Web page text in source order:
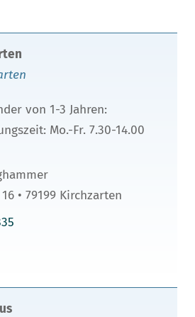
von 1-3 Jahren:
Mo.-Fr. 7.30-14.00
• 79199 Kirchzarten